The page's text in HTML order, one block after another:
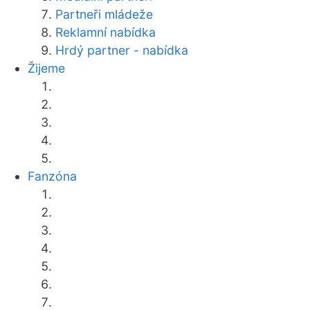
Partneři mládeže
Reklamní nabídka
Hrdý partner - nabídka
Žijeme
Fanzóna